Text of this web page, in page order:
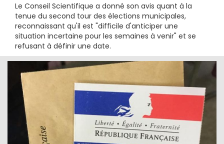
Le Conseil Scientifique a donné son avis quant à la
tenue du second tour des élections municipales,
reconnaissant qu'il est "difficile d'anticiper une
situation incertaine pour les semaines à venir" et se
refusant à définir une date.